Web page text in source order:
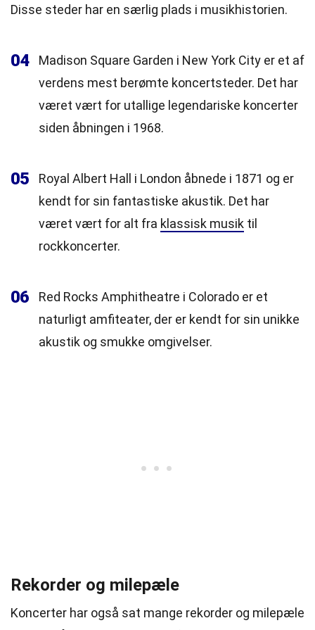
Disse steder har en særlig plads i musikhistorien.
04
Madison Square Garden i New York City er et af
verdens mest berømte koncertsteder. Det har
været vært for utallige legendariske koncerter
siden åbningen i 1968.
05
Royal Albert Hall i London åbnede i 1871 og er
kendt for sin fantastiske akustik. Det har
været vært for alt fra klassisk musik til
rockkoncerter.
06
Red Rocks Amphitheatre i Colorado er et
naturligt amfiteater, der er kendt for sin unikke
akustik og smukke omgivelser.
Rekorder og milepæle
Koncerter har også sat mange rekorder og milepæle